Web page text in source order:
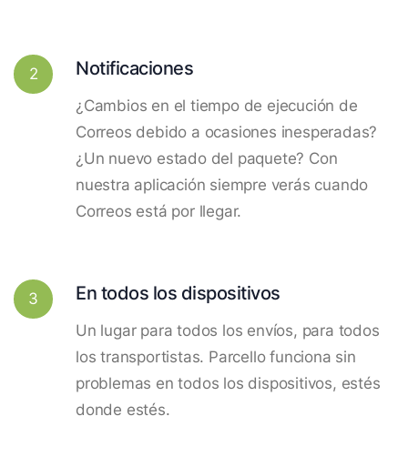
2 Notificaciones
¿Cambios en el tiempo de ejecución de
Correos debido a ocasiones inesperadas?
¿Un nuevo estado del paquete? Con
nuestra aplicación siempre verás cuando
Correos está por llegar.
3 En todos los dispositivos
Un lugar para todos los envíos, para todos
los transportistas. Parcello funciona sin
problemas en todos los dispositivos, estés
donde estés.